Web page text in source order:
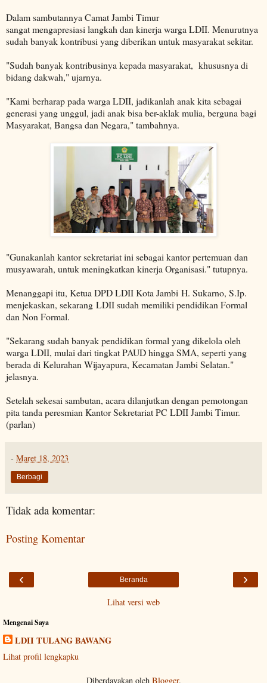
Dalam sambutannya Camat Jambi Timur
sangat mengapresiasi langkah dan kinerja warga LDII. Menurutnya
sudah banyak kontribusi yang diberikan untuk masyarakat sekitar.
"Sudah banyak kontribusinya kepada masyarakat, khususnya di
bidang dakwah," ujarnya.
"Kami berharap pada warga LDII, jadikanlah anak kita sebagai
generasi yang unggul, jadi anak bisa ber-aklak mulia, berguna bagi
Masyarakat, Bangsa dan Negara," tambahnya.
"Gunakanlah kantor sekretariat ini sebagai kantor pertemuan dan
musyawarah, untuk meningkatkan kinerja Organisasi." tutupnya.
Menanggapi itu, Ketua DPD LDII Kota Jambi H. Sukarno, S.Ip.
menjekaskan, sekarang LDII sudah memiliki pendidikan Formal
dan Non Formal.
"Sekarang sudah banyak pendidikan formal yang dikelola oleh
warga LDII, mulai dari tingkat PAUD hingga SMA, seperti yang
berada di Kelurahan Wijayapura, Kecamatan Jambi Selatan."
jelasnya.
Setelah sekesai sambutan, acara dilanjutkan dengan pemotongan
pita tanda peresmian Kantor Sekretariat PC LDII Jambi Timur.
(parlan)
- Maret 18, 2023
Berbagi
Tidak ada komentar:
Posting Komentar
‹ ›
Beranda
Lihat versi web
Mengenai Saya
LDII TULANG BAWANG
Lihat profil lengkapku
Diberdayakan oleh Blogger.